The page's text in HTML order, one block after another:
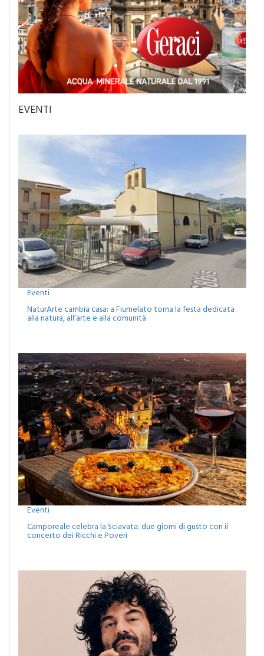
EVENTI
Eventi
NaturArte cambia casa: a Fiumelato torna la festa dedicata
alla natura, all’arte e alla comunità
Eventi
Camporeale celebra la Sciavata: due giorni di gusto con il
concerto dei Ricchi e Poveri